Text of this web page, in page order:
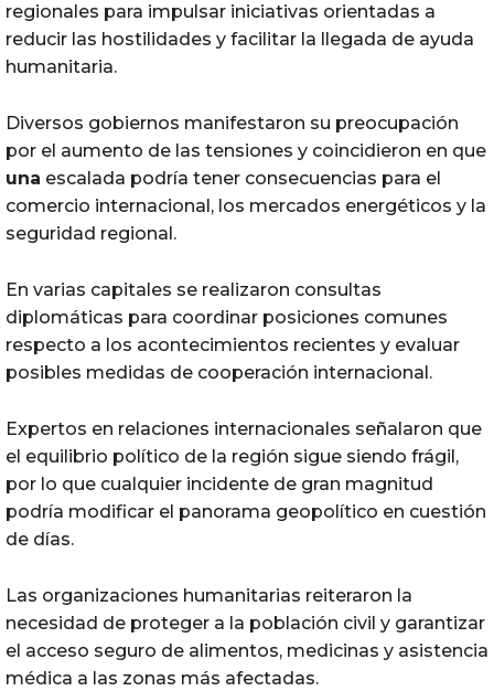
regionales para impulsar iniciativas orientadas a
reducir las hostilidades y facilitar la llegada de ayuda
humanitaria.
Diversos gobiernos manifestaron su preocupación
por el aumento de las tensiones y coincidieron en que
una escalada podría tener consecuencias para el
comercio internacional, los mercados energéticos y la
seguridad regional.
En varias capitales se realizaron consultas
diplomáticas para coordinar posiciones comunes
respecto a los acontecimientos recientes y evaluar
posibles medidas de cooperación internacional.
Expertos en relaciones internacionales señalaron que
el equilibrio político de la región sigue siendo frágil,
por lo que cualquier incidente de gran magnitud
podría modificar el panorama geopolítico en cuestión
de días.
Las organizaciones humanitarias reiteraron la
necesidad de proteger a la población civil y garantizar
el acceso seguro de alimentos, medicinas y asistencia
médica a las zonas más afectadas.